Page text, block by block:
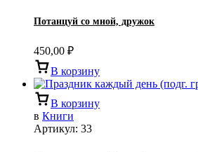
Потанцуй со мной, дружок
450,00 ₽
В корзину
В корзину
в Книги
Артикул: 33